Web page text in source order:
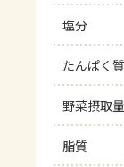
塩分
たんぱく質
野菜摂取
脂質